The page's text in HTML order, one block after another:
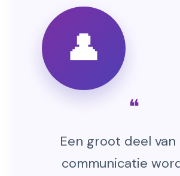
👤
❝
Een groot deel van
communicatie